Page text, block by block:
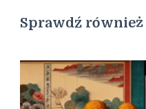
Sprawdź również